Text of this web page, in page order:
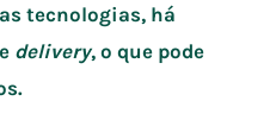
tecnologias, há
delivery, o que pode